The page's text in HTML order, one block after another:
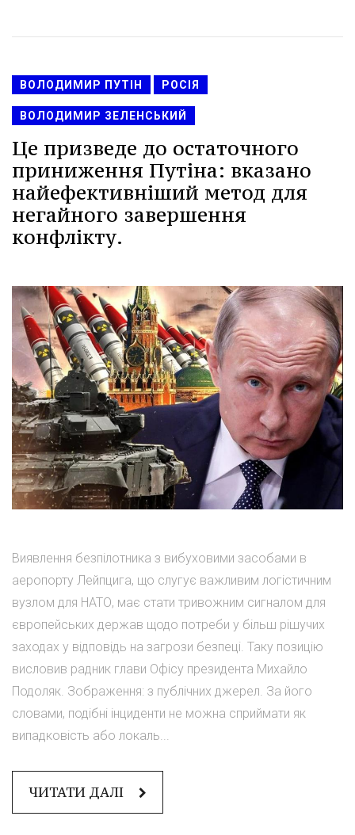
ВОЛОДИМИР ПУТІН РОСІЯ
ВОЛОДИМИР ЗЕЛЕНСЬКИЙ
Це призведе до остаточного
приниження Путіна: вказано
найефективніший метод для
негайного завершення
конфлікту.
Виявлення безпілотника з вибуховими засобами в
аеропорту Лейпцига, що слугує важливим логістичним
вузлом для НАТО, має стати тривожним сигналом для
європейських держав щодо потреби у більш рішучих
заходах у відповідь на загрози безпеці. Таку позицію
висловив радник глави Офісу президента Михайло
Подоляк. Зображення: з публічних джерел. За його
словами, подібні інциденти не можна сприймати як
випадковість або локаль...
ЧИТАТИ ДАЛІ